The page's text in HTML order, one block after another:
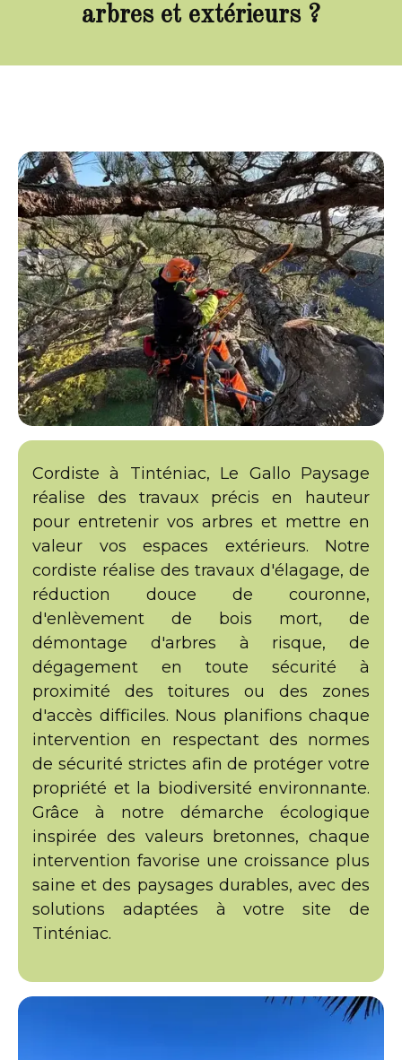
arbres et extérieurs ?
Cordiste à Tinténiac, Le Gallo Paysage
réalise des travaux précis en hauteur
pour entretenir vos arbres et mettre en
valeur vos espaces extérieurs. Notre
cordiste réalise des travaux d'élagage, de
réduction douce de couronne,
d'enlèvement de bois mort, de
démontage d'arbres à risque, de
dégagement en toute sécurité à
proximité des toitures ou des zones
d'accès difficiles. Nous planifions chaque
intervention en respectant des normes
de sécurité strictes afin de protéger votre
propriété et la biodiversité environnante.
Grâce à notre démarche écologique
inspirée des valeurs bretonnes, chaque
intervention favorise une croissance plus
saine et des paysages durables, avec des
solutions adaptées à votre site de
Tinténiac.